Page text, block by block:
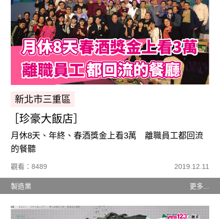
新北市三重區
［珍豪大飯店］
月休8天、年終、春酒獎金上看3萬 離職員工都回流
的餐聽
觀看：8489 2019.12.11
製造業 更多...